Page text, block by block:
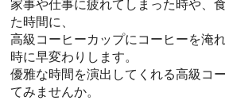
家事や仕事に疲れてしまった時や、
た時間に、
高級コーヒーカップにコーヒーを淹
時に早変わりします。
優雅な時間を演出してくれる高級コ
てみませんか。